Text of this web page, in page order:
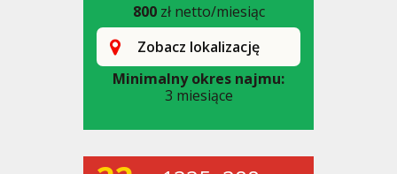
800zł netto/miesiąc
Zobacz lokalizację
Minimalny okres najmu:
3 miesiące